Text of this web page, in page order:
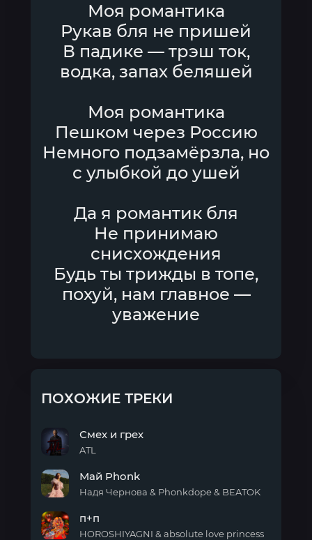
Моя романтика
Рукав бля не пришей
В падике — трэш ток,
водка, запах беляшей
Моя романтика
Пешком через Россию
Немного подзамёрзла, но
с улыбкой до ушей
Да я романтик бля
Не принимаю
снисхождения
Будь ты трижды в топе,
похуй, нам главное —
уважение
ПОХОЖИЕ ТРЕКИ
и
грех
Смех и грех
ATL
Phonk
Май Phonk
Надя Чернова & Phonkdope & BEATOK
п+п
HOROSHIYAGNI & absolute love princess